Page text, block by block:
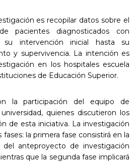
es recopilar datos sobre el
pacientes diagnosticados con
su intervención inicial hasta su
y supervivencia. La intención es
en los hospitales escuela
de Educación Superior.
la participación del equipo de
quienes discutieron los
de esta iniciativa. La investigación
fases: la primera fase consistirá en la
del anteproyecto de investigación
que la segunda fase implicará